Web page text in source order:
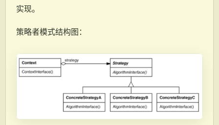
实现。
策略者模式结构图：